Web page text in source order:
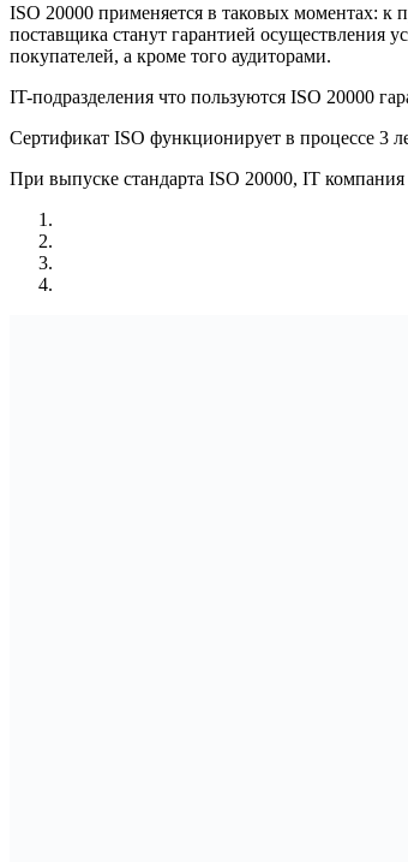
ISO 20000 применяется в таковых моментах: к
поставщика станут гарантией осуществления
покупателей, а кроме того аудиторами.
IT-подразделения что пользуются ISO 20000
Сертификат ISO функционирует в процессе 3
При выпуске стандарта ISO 20000, IT